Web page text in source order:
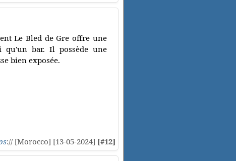
Le Bled de Gre offre une
qu'un bar. Il possède une
bien exposée.
:// [Morocco] [13-05-2024] [#12]